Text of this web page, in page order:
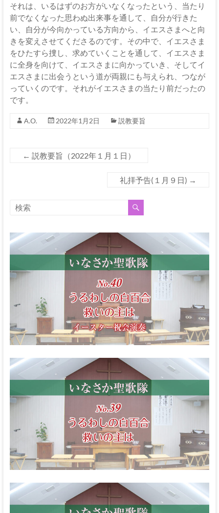
それは、いるはずのお方がいなくなったという、当たり
前でなくなった思わぬ出来事を通して、自分が行きた
い、自分が今向かっている方向から、イエスさまへと向
きを変えさせてくださるのです。その中で、イエスさま
をひたすら捜し、求めていくことを通して、イエスさま
に全身を向けて、イエスさまに向かっていき、そしてイ
エスさまに出会うという道が両親にも与えられ、つなが
っていくのです。それがイエスさまの当たり前だったの
です。
A.O. 2022年1月2日 説教要旨
← 説教要旨（2022年１月１日）
礼拝予告(１月９日) →